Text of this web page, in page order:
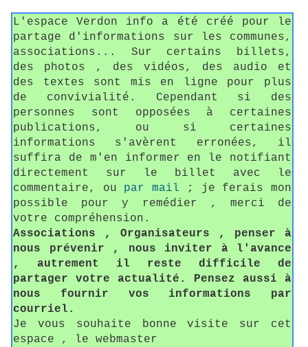
L'espace Verdon info a été créé pour le
partage d'informations sur les communes,
associations... Sur certains billets,
des photos , des vidéos, des audio et
des textes sont mis en ligne pour plus
de convivialité. Cependant si des
personnes sont opposées à certaines
publications, ou si certaines
informations s'avèrent erronées, il
suffira de m'en informer en le notifiant
directement sur le billet avec le
commentaire, ou par mail ; je ferais mon
possible pour y remédier , merci de
votre compréhension.
Associations , Organisateurs , penser à
nous prévenir , nous inviter à l'avance
, autrement il reste difficile de
partager votre actualité. Pensez aussi à
nous fournir vos informations par
courriel.
Je vous souhaite bonne visite sur cet
espace , le webmaster